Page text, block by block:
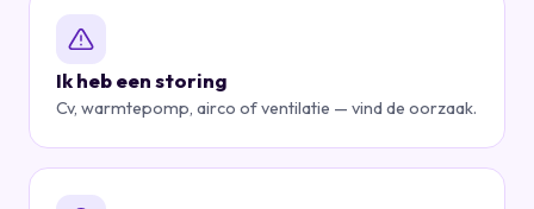
Ik heb een storing
Cv, warmtepomp, airco of ventilatie — vind de oorzaak.